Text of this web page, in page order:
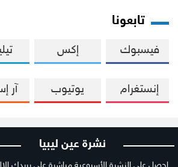
تابعونا
فيسبوك إكس
إنستغرام يوتيوب آر
نشرة عين ليبيا